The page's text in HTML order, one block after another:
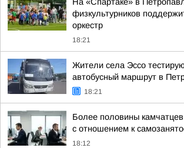
физкультурников
оркестр
18:21
Жители села Эссо
автобусный маршрут в
18:21
Более половины
с отношением к
18:12